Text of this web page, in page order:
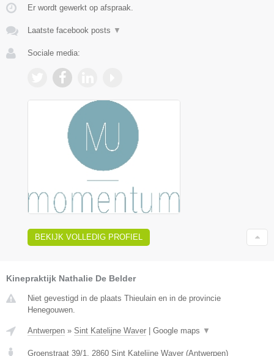
Er wordt gewerkt op afspraak.
Laatste facebook posts ▼
Sociale media:
BEKIJK VOLLEDIG PROFIEL
Kinepraktijk Nathalie De Belder
Niet gevestigd in de plaats Thieulain en in de provincie
Henegouwen.
Antwerpen » Sint Katelijne Waver Google maps ▼
Groenstraat 39/1, 2860 Sint Katelijne Waver (Antwerpen)